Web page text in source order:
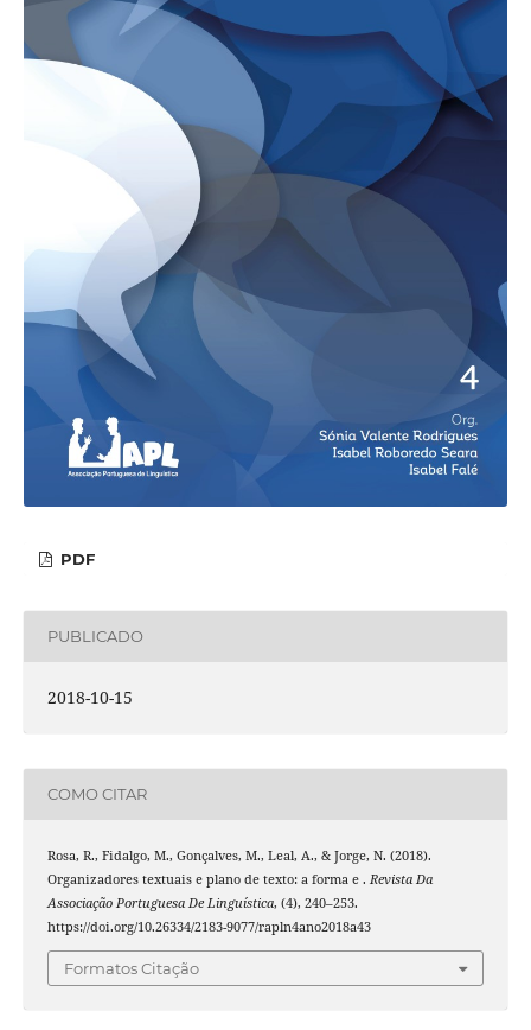
PDF
PUBLICADO
2018-10-15
COMO CITAR
Rosa, R., Fidalgo, M., Gonçalves, M., Leal, A., & Jorge, N. (2018).
Organizadores textuais e plano de texto: a forma e . Revista Da
Associação Portuguesa De Linguística, (4), 240–253.
https://doi.org/10.26334/2183-9077/rapln4ano2018a43
Formatos Citação